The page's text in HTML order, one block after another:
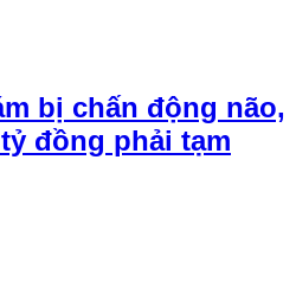
bị chấn động não,
đồng phải tạm